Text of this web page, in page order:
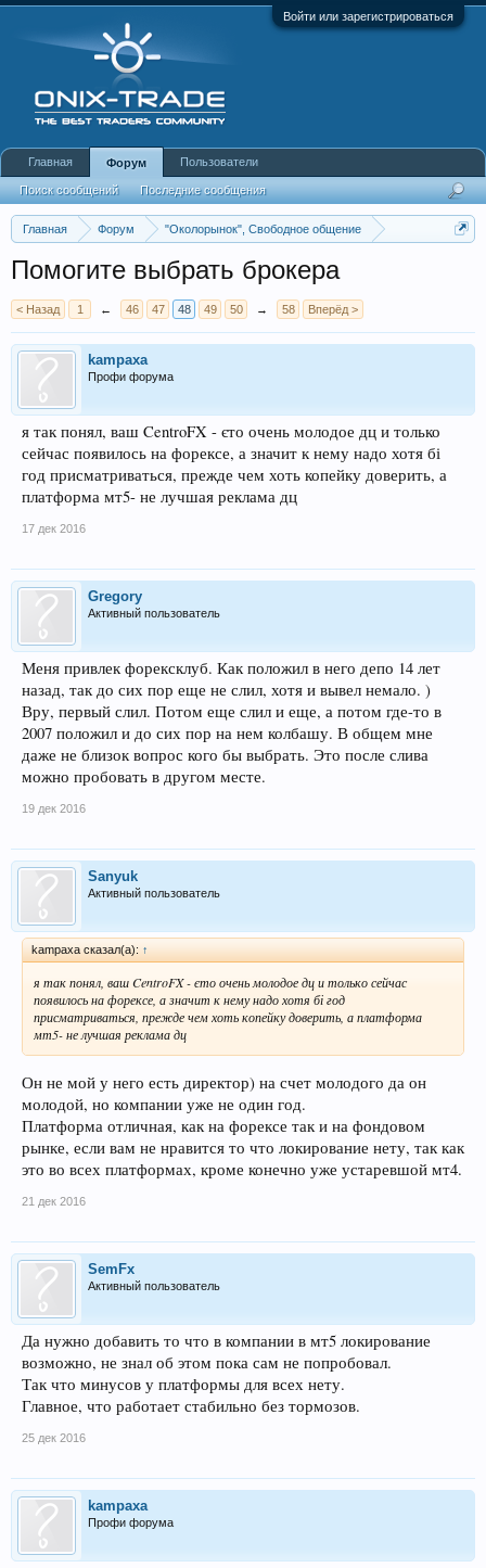
Войти или зарегистрироваться
Главная Форум
"Околорынок", Свободное общение
Помогите выбрать брокера
< Назад 1 ← 46 47 48 49 50 → 58 Вперёд >
kampaxa
Профи форума
я так понял, ваш CentroFX - єто очень молодое дц и только
сейчас появилось на форексе, а значит к нему надо хотя бі
год присматриваться, прежде чем хоть копейку доверить, а
платформа мт5- не лучшая реклама дц
17 дек 2016
Gregory
Активный пользователь
Меня привлек форексклуб. Как положил в него депо 14 лет
назад, так до сих пор еще не слил, хотя и вывел немало. )
Вру, первый слил. Потом еще слил и еще, а потом где-то в
2007 положил и до сих пор на нем колбашу. В общем мне
даже не близок вопрос кого бы выбрать. Это после слива
можно пробовать в другом месте.
19 дек 2016
Sanyuk
Активный пользователь
kampaxa сказал(а): ↑
я так понял, ваш CentroFX - єто очень молодое дц и только сейчас
появилось на форексе, а значит к нему надо хотя бі год
присматриваться, прежде чем хоть копейку доверить, а платформа
мт5- не лучшая реклама дц
Он не мой у него есть директор) на счет молодого да он
молодой, но компании уже не один год.
Платформа отличная, как на форексе так и на фондовом
рынке, если вам не нравится то что локирование нету, так как
это во всех платформах, кроме конечно уже устаревшой мт4.
21 дек 2016
SemFx
Активный пользователь
Да нужно добавить то что в компании в мт5 локирование
возможно, не знал об этом пока сам не попробовал.
Так что минусов у платформы для всех нету.
Главное, что работает стабильно без тормозов.
25 дек 2016
kampaxa
Профи форума
Главная Форум
Поиск сообщений Последние сообщения
Пользователи